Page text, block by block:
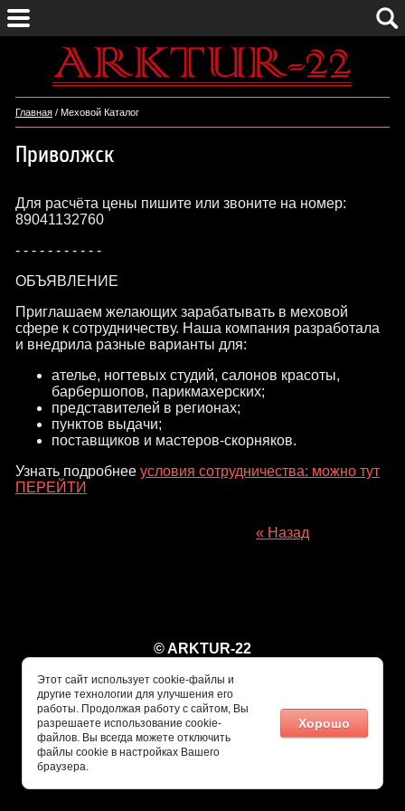
Главная / Меховой Каталог
Приволжск
Для расчёта цены пишите или звоните на номер:
89041132760
- - - - - - - - - - -
ОБЪЯВЛЕНИЕ
Приглашаем желающих зарабатывать в меховой
сфере к сотрудничеству. Наша компания разработала
и внедрила разные варианты для:
ателье, ногтевых студий, салонов красоты,
барбершопов, парикмахерских;
представителей в регионах;
пунктов выдачи;
поставщиков и мастеров-скорняков.
Узнать подробнее условия сотрудничества: можно тут
ПЕРЕЙТИ
« Назад
© ARKTUR-22
Этот сайт использует cookie-файлы и
другие технологии для улучшения его
работы. Продолжая работу с сайтом, Вы
разрешаете использование cookie-
файлов. Вы всегда можете отключить
файлы cookie в настройках Вашего
браузера.
Хорошо